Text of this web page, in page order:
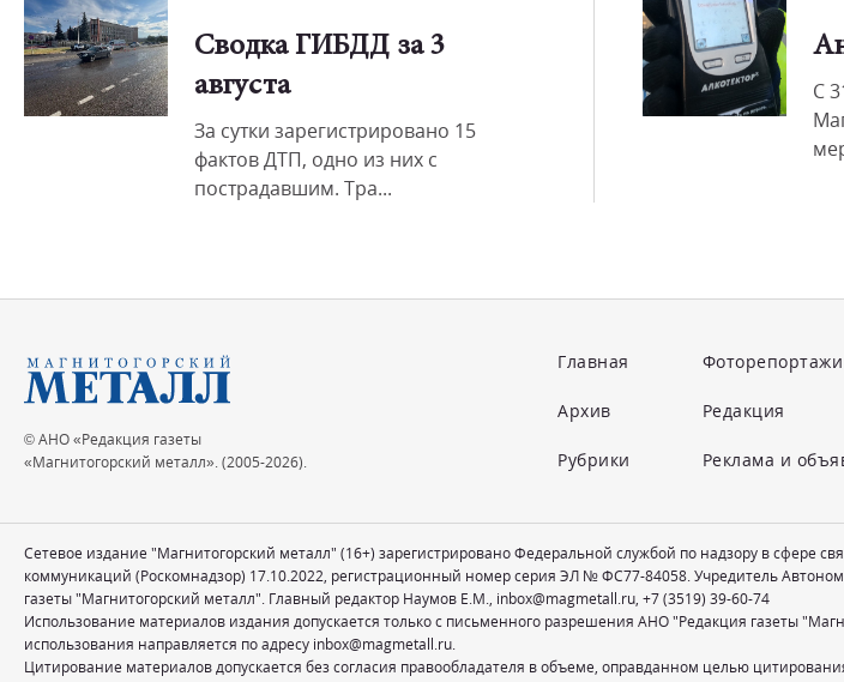
Сводка ГИБДД за 3
августа
За сутки зарегистрировано 15
фактов ДТП, одно из них с
пострадавшим. Тра...
С
© АНО «Редакция газеты
«Магнитогорский металл». (2005-2026).
Главная
Архив
Рубрики
Фоторепортажи
Редакция
Реклама и
Сетевое издание "Магнитогорский металл" (16+) зарегистрировано Федеральной службой по надзору в сфере
коммуникаций (Роскомнадзор) 17.10.2022, регистрационный номер серия ЭЛ № ФС77-84058. Учредитель
газеты "Магнитогорский металл". Главный редактор Наумов Е.М., inbox@magmetall.ru, +7 (3519) 39-60-74
Использование материалов издания допускается только с письменного разрешения АНО "Редакция газеты
использования направляется по адресу inbox@magmetall.ru.
Цитирование материалов допускается без согласия правообладателя в объеме, оправданном целью